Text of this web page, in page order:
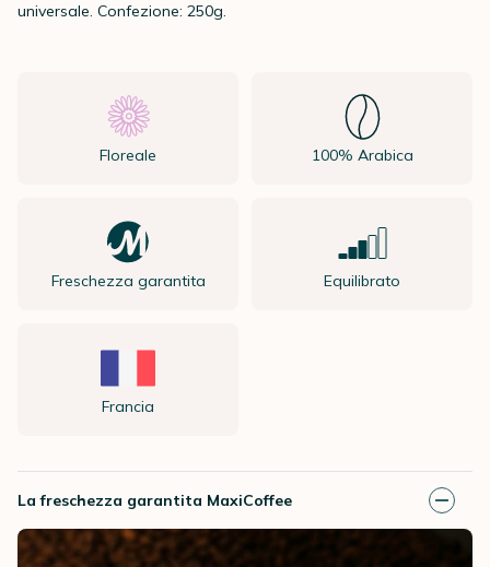
universale. Confezione: 250g.
Floreale 100% Arabica
Freschezza garantita Equilibrato
Francia
La freschezza garantita MaxiCoffee